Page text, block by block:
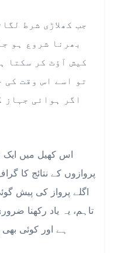
جب کھلاڑی شرط
بھرنا شروع ہو
کیش آؤٹ کر سکتا
تو اسے اس وقت کی
اگر ہوائی جہاز
اس کھیل میں
پروازوں کے نتائج کا
اگلے پرواز کی پیش
تاہم، یہ یاد رکھنا